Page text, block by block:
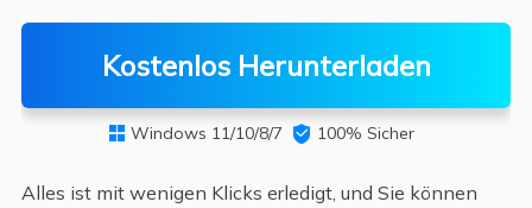
Kostenlos Herunterladen
 Windows 11/10/8/7  100% Sicher
Alles ist mit wenigen Klicks erledigt, und Sie können